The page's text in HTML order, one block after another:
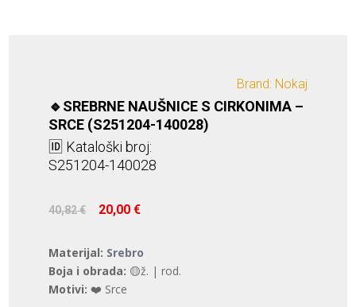
Brand: Nokaj
🔹SREBRNE NAUŠNICE S CIRKONIMA –
SRCE (S251204-140028)
🆔 Kataloški broj:
S251204-140028
40,82€ Izvorna
cijena
bila
je:
40,82 €.
20,00€
20,00 €.
Materijal: Srebro
Boja i obrada: 🟡ž. | rod.
Motivi: ❤️ Srce